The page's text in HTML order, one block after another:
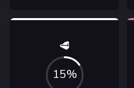
🥩
15%